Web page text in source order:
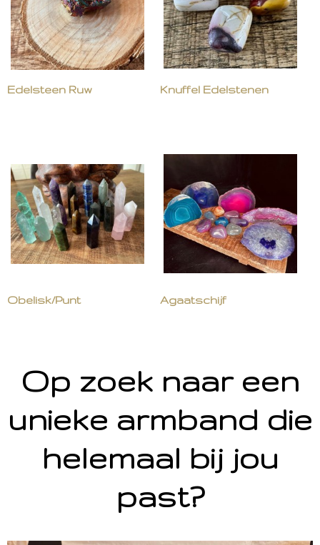
Edelsteen Ruw Knuffel Edelstenen
Obelisk/Punt Agaatschijf
Op zoek naar een
unieke armband die
helemaal bij jou
past?